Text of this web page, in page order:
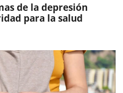
de la depresión
para la salud